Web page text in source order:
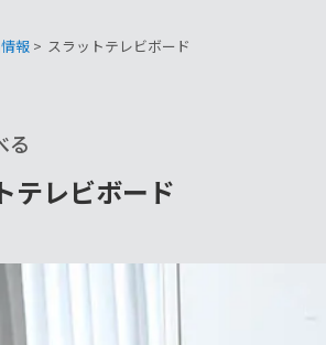
報> スラットテレビボード
る
テレビボード